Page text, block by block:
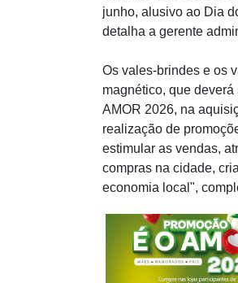
junho, alusivo ao Dia
detalha a gerente
Os vales-brindes e os
magnético, que
AMOR 2026, na
realização de
estimular as vendas,
compras na cidade,
economia local",